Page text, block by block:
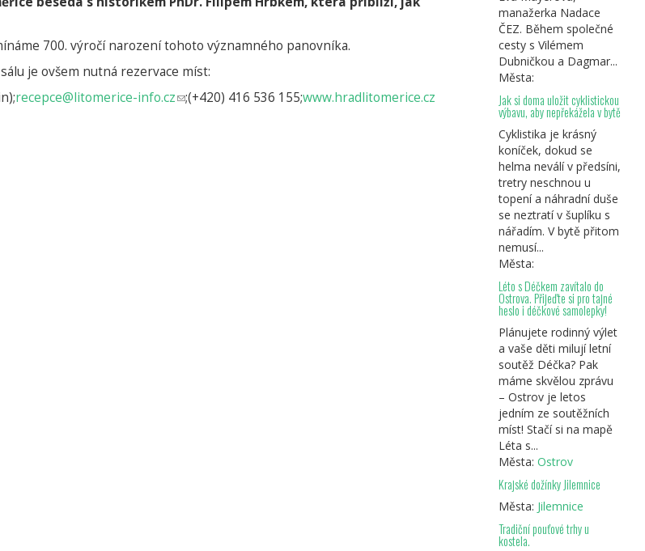
700. výročí narození tohoto významného panovníka.
je ovšem nutná rezervace míst:
recepce@litomerice-info.cz(odkaz
;(+420) 416 536 155;www.hradlitomerice.cz
manažerka Nadace
ČEZ. Během společné
cesty s Vilémem
Dubničkou a Dagmar...
Města:
Jak si doma uložit cyklistickou
výbavu, aby nepřekážela v bytě
Cyklistika je krásný
koníček, dokud se
helma neválí v předsíni,
tretry neschnou u
topení a náhradní duše
se neztratí v šuplíku s
nářadím. V bytě přitom
nemusí...
Města:
Léto s Déčkem zavítalo do
Ostrova. Přijeďte si pro tajné
heslo i déčkové samolepky!
Plánujete rodinný výlet
a vaše děti milují letní
soutěž Déčka? Pak
máme skvělou zprávu
– Ostrov je letos
jedním ze soutěžních
míst! Stačí si na mapě
Léta s...
Města: Ostrov
Krajské dožínky Jilemnice
Města: Jilemnice
Tradiční pouťové trhy u
kostela.